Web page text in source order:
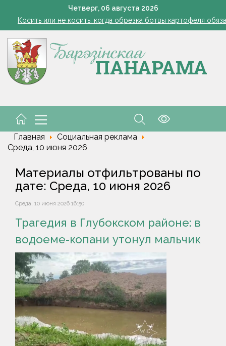
Четверг, 06 августа 2026
Семинар-совещание по охране труда профсоюза
Косить или не косить: когда обрезка ботвы картофеля
философию отношений с Алжиром и предложил ускорить
рабочем месте. Обязательные правила для работодателей
Семинар-совещание по охране труда профсоюза
философию отношений с Алжиром и предложил ускорить
Главная
Социальная реклама
Среда, 10 июня 2026
Материалы отфильтрованы по
дате: Среда, 10 июня 2026
Среда, 10 июня 2026 16:50
Трагедия в Глубокском районе: в
водоеме-копани утонул мальчик